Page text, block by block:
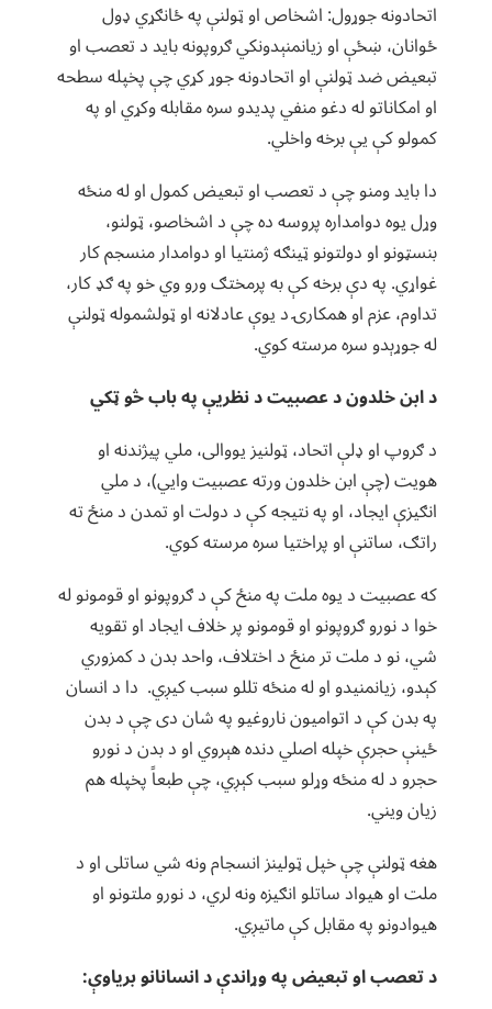
اتحادونه جوړول: اشخاص او ټولنې په ځانګړي ډول
ځوانان، ښځې او زیانمنېدونکي ګروپونه باید د تعصب او
تبعیض ضد ټولنې او اتحادونه جوړ کړي چې پخپله سطحه
او امکاناتو له دغو منفي پدیدو سره مقابله وکړي او په
کمولو کې یې برخه واخلي.
دا باید ومنو چې د تعصب او تبعیض کمول او له منځه
وړل یوه دوامداره پروسه ده چې د اشخاصو، ټولنو،
بنسټونو او دولتونو ټینګه ژمنتیا او دوامدار منسجم کار
غواړي. په دې برخه کې به پرمختګ ورو وي خو په ګډ کار،
تداوم، عزم او همکارۍ د یوې عادلانه او ټولشموله ټولنې
له جوړېدو سره مرسته کوي.
د ابن خلدون د عصبیت د نظریې په باب څو ټکي
د ګروپ او ډلې اتحاد، ټولنیز یووالی، ملي پیژندنه او
هویت (چې ابن خلدون ورته عصبیت وایي)، د ملي
انګیزې ایجاد، او په نتیجه کې د دولت او تمدن د منځ ته
راتګ، ساتنې او پراختیا سره مرسته کوي.
که عصبیت د یوه ملت په منځ کې د ګروپونو او قومونو له
خوا د نورو ګروپونو او قومونو پر خلاف ایجاد او تقویه
شي، نو د ملت تر منځ د اختلاف، واحد بدن د کمزوري
کېدو، زیانمنیدو او له منځه تللو سبب کیږي. دا د انسان
په بدن کې د اتوامیون ناروغیو په شان دی چې د بدن
ځینې حجرې خپله اصلي دنده هېروي او د بدن د نورو
حجرو د له منځه وړلو سبب کېږي، چې طبعاً پخپله هم
زیان ویني.
هغه ټولنې چې خپل ټولینز انسجام ونه شي ساتلی او د
ملت او هیواد ساتلو انګیزه ونه لري، د نورو ملتونو او
هیوادونو په مقابل کې ماتیږي.
د تعصب او تبعیض په وړاندې د انسانانو بریاوې: